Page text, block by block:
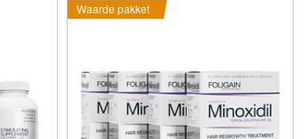
Waarde pakket